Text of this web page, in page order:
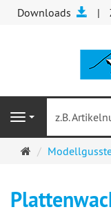
Downloads
Navigation
Startseite